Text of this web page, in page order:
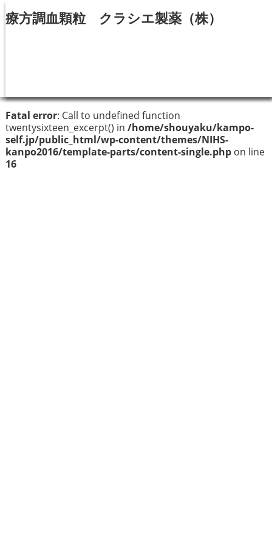
療方調血顆粒 クラシエ製薬（株）
Fatal error: Call to undefined function
twentysixteen_excerpt() in /home/shouyaku/kampo-
self.jp/public_html/wp-content/themes/NIHS-
kanpo2016/template-parts/content-single.phpon line
16